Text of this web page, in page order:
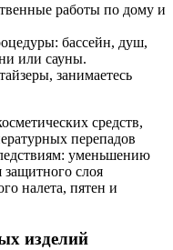
работы по дому и
бассейн, душ,
или сауны.
занимаетесь
средств,
перепадов
уменьшению
защитного слоя
налета, пятен и
изделий